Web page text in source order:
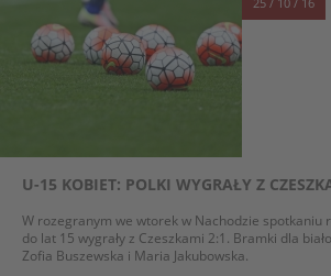
U-15 KOBIET: POLKI WYGRAŁY Z
W rozegranym we wtorek w Nachodzie spotkaniu
do lat 15 wygrały z Czeszkami 2:1. Bramki dla
Zofia Buszewska i Maria Jakubowska.